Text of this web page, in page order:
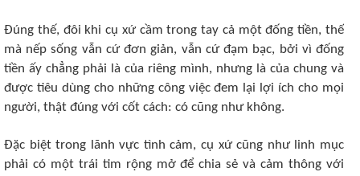
Đúng thế, đôi khi cụ xứ cầm trong tay cả một đống tiền, thế
mà nếp sống vẫn cứ đơn giản, vẫn cứ đạm bạc, bởi vì đống
tiền ấy chẳng phải là của riêng mình, nhưng là của chung và
được tiêu dùng cho những công việc đem lại lợi ích cho mọi
người, thật đúng với cốt cách: có cũng như không.
Đặc biệt trong lãnh vực tình cảm, cụ xứ cũng như linh mục
phải có một trái tim rộng mở để chia sẻ và cảm thông với